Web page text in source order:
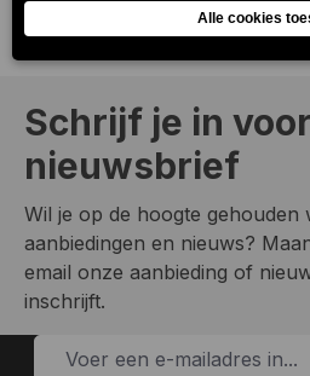
Schrijf je in
nieuwsbrief
Wil je op de hoogte gehouden
aanbiedingen en nieuws?
email onze aanbieding of
inschrijft.